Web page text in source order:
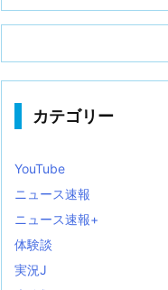
カテゴリー
YouTube
ニュース速報
ニュース速報+
体験談
実況J